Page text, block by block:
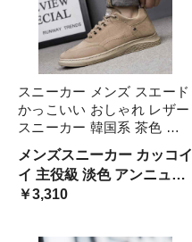
スニーカー メンズ スエード
かっこいい おしゃれ レザー
スニーカー 韓国系 茶色 ブ
ラウン カーキ 無地 マット
シック レトロ ヴィンテージ
風 きれいめ 男子 通勤 シュ
ーズ 仕事 通学 ビジネス
メンズスニーカー カッコイ
イ 主役級 淡色 アンニュイ
ブラウンカラー ベイクドカ
エードスニーカー 革靴 レ
￥3,310